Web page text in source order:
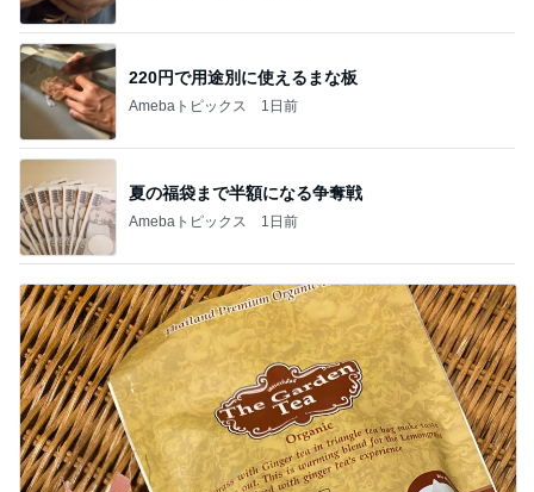
220円で用途別に使えるまな板
Amebaトピックス 1日前
夏の福袋まで半額になる争奪戦
Amebaトピックス 1日前